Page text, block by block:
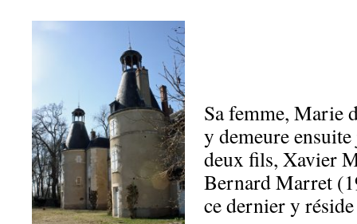
Sa femme, Marie
y demeure ensuite
deux fils, Xavier
Bernard Marret
ce dernier y